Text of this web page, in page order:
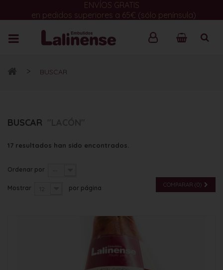
ENVÍOS GRATIS
en pedidos superiores a 65€ (sólo península)
> BUSCAR
BUSCAR
17 resultados han sido encontrados.
Ordenar por --
Mostrar 12 por página COMPARAR (0)